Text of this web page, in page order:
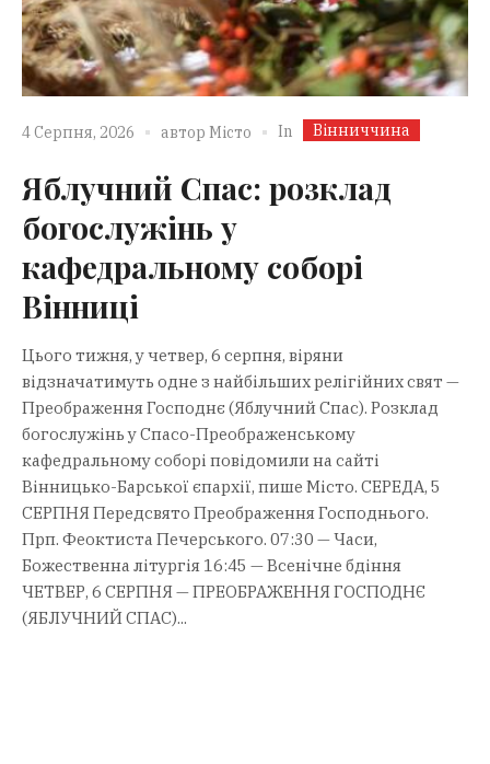
4 Серпня, 2026 автор Місто In Вінниччина
Яблучний Спас: розклад
богослужінь у
кафедральному соборі
Вінниці
Цього тижня, у четвер, 6 серпня, віряни
відзначатимуть одне з найбільших релігійних свят —
Преображення Господнє (Яблучний Спас). Розклад
богослужінь у Спасо-Преображенському
кафедральному соборі повідомили на сайті
Вінницько-Барської єпархії, пише Місто. СЕРЕДА, 5
СЕРПНЯ Передсвято Преображення Господнього.
Прп. Феоктиста Печерського. 07:30 — Часи,
Божественна літургія 16:45 — Всенічне бдіння
ЧЕТВЕР, 6 СЕРПНЯ — ПРЕОБРАЖЕННЯ ГОСПОДНЄ
(ЯБЛУЧНИЙ СПАС)...